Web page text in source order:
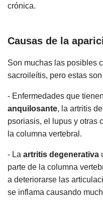
crónica.
Causas de la
Son muchas las posibles
sacroileítis, pero estas
- Enfermedades que
anquilosante, la artritis
psoriasis, el lupus y otras
la columna vertebral.
- La artritis degenerativa
parte de la columna
a deteriorarse las
se inflama causando